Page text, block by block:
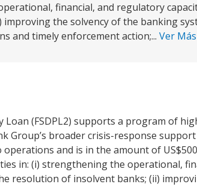
financial, and regulatory
the solvency of the banking
and timely enforcement action;... Ver Más
Loan (FSDPL2) supports a program of
Group’s broader crisis-response
and is in the amount of
in: (i) strengthening the operational,
resolution of insolvent banks; (ii)